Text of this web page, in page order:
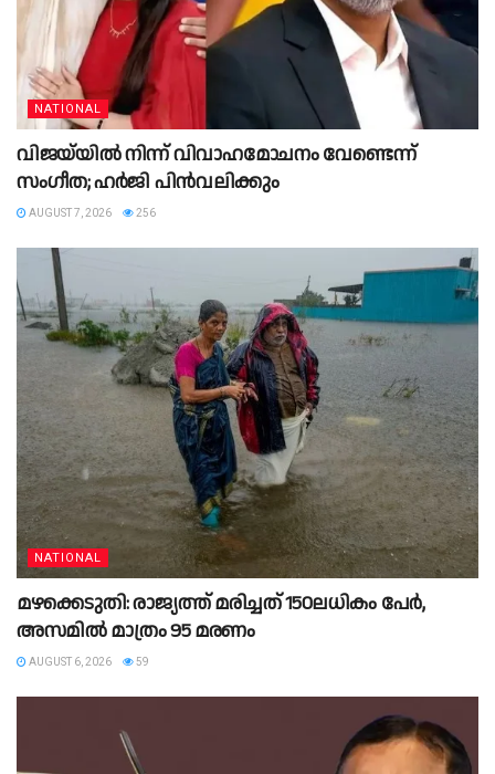
NATIONAL
വിജയ്‌യിൽ നിന്ന് വിവാഹമോചനം വേണ്ടെന്ന്
സംഗീത; ഹർജി പിൻവലിക്കും
AUGUST 7, 2026 256
NATIONAL
മഴക്കെടുതി: രാജ്യത്ത് മരിച്ചത് 150ലധികം പേർ,
അസമിൽ മാത്രം 95 മരണം
AUGUST 6, 2026 59